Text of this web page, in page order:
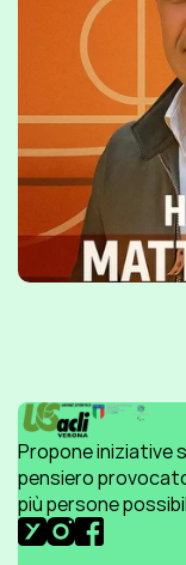
Propone iniziative
pensiero
più persone